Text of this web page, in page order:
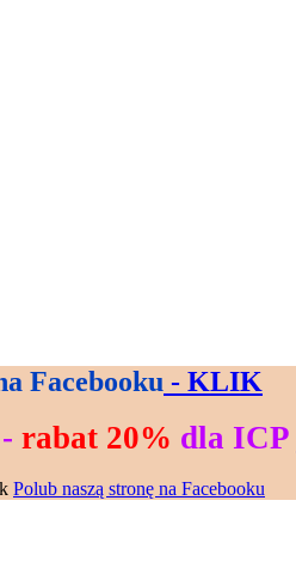
Facebooku - KLIK
rabat 20% dla ICP
Polub naszą stronę na Facebooku